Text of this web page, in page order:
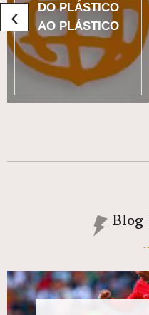
DO PLÁSTICO
AO PLÁSTICO
‹
Blog